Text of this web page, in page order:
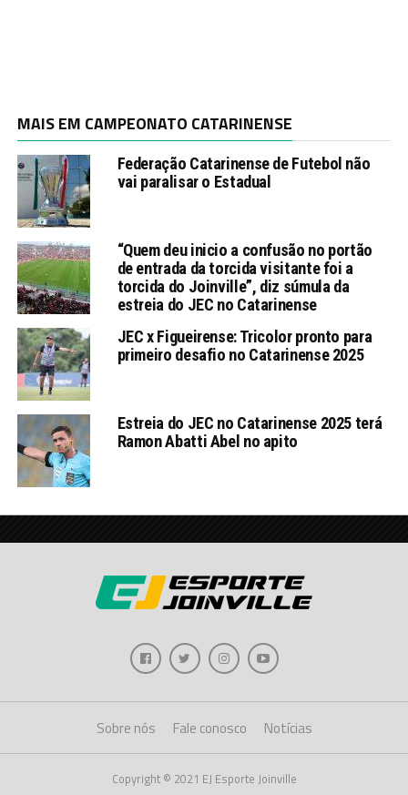
MAIS EM CAMPEONATO CATARINENSE
Federação Catarinense de Futebol não
vai paralisar o Estadual
“Quem deu inicio a confusão no portão
de entrada da torcida visitante foi a
torcida do Joinville”, diz súmula da
estreia do JEC no Catarinense
JEC x Figueirense: Tricolor pronto para
primeiro desafio no Catarinense 2025
Estreia do JEC no Catarinense 2025 terá
Ramon Abatti Abel no apito
Sobre nós Fale conosco Notícias
Copyright © 2021 EJ Esporte Joinville